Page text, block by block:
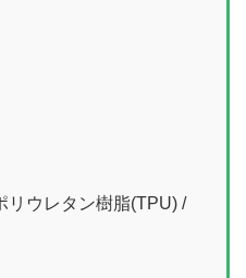
リウレタン樹脂(TPU) /